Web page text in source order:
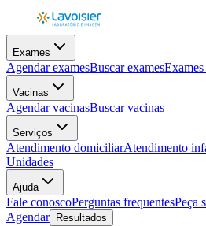
Exames
Agendar examesBuscar exames
Vacinas
Agendar vacinasBuscar vacinas
Serviços
Atendimento domiciliarAtendimento
Unidades
Ajuda
Fale conoscoPerguntas frequentesPeça
Agendar
Resultados